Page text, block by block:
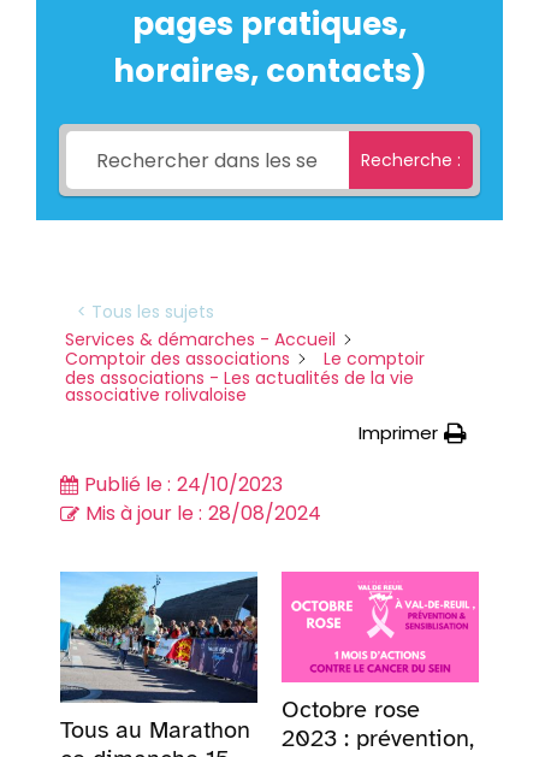
pages pratiques,
horaires, contacts)
Recherche :
< Tous les sujets
Services & démarches - Accueil
Comptoir des associations
Le comptoir
des associations - Les actualités de la vie
associative rolivaloise
Imprimer
Publié le : 24/10/2023
Mis à jour le : 28/08/2024
Tous au Marathon
Octobre rose
2023 : prévention,